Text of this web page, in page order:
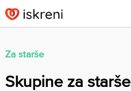
to
content
Za starše
Skupine za starše